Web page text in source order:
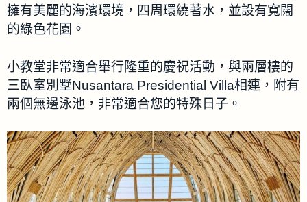
擁有美麗的海濱環境，四周環繞著水，並設有寬闊
的綠色花園。
小教堂非常適合舉行隆重的慶祝活動，與兩層樓的
三臥室別墅Nusantara Presidential Villa相連，附有
兩個無邊泳池，非常適合您的特殊日子。